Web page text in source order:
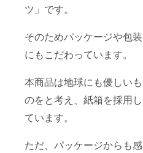
ツ」です。
そのためパッケージや包装
にもこだわっています。
本商品は地球にも優しいも
のをと考え、紙箱を採用し
ています。
ただ、パッケージからも感